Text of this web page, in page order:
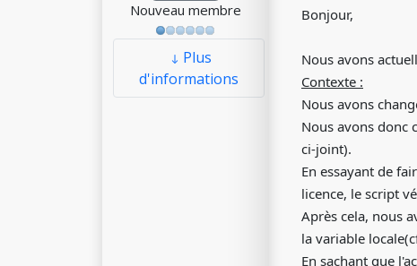
Nouveau membre
Plus
d'informations
Bonjour,
Nous avons
Contexte :
Nous avons
Nous avons donc
ci-joint).
En essayant de
licence, le script
Après cela, nous
la variable
En sachant que